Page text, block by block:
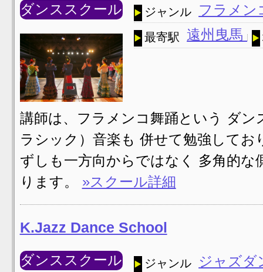
ダンススクール ジャンル フラメ
最寄駅 遠州曳馬
講師は、フラメンコ舞踊という ダ
ラシック）音楽も 併せて勉強して
ずしも一方向からではなく 多角的
ります。 »スクール詳細
K.Jazz Dance School
ダンススクール ジャンル
ジャズ